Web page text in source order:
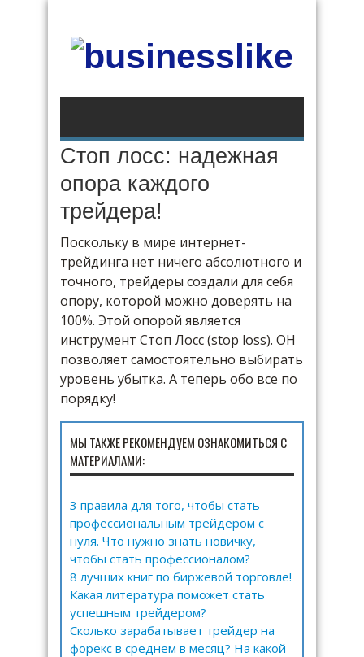
Стоп лосс: надежная
опора каждого
трейдера!
Поскольку в мире интернет-
трейдинга нет ничего абсолютного и
точного, трейдеры создали для себя
опору, которой можно доверять на
100%. Этой опорой является
инструмент Стоп Лосс (stop loss). ОН
позволяет самостоятельно выбирать
уровень убытка. А теперь обо все по
порядку!
МЫ ТАКЖЕ РЕКОМЕНДУЕМ ОЗНАКОМИТЬСЯ С
МАТЕРИАЛАМИ:
3 правила для того, чтобы стать
профессиональным трейдером с
нуля. Что нужно знать новичку,
чтобы стать профессионалом?
8 лучших книг по биржевой торговле!
Какая литература поможет стать
успешным трейдером?
Сколько зарабатывает трейдер на
форекс в среднем в месяц? На какой